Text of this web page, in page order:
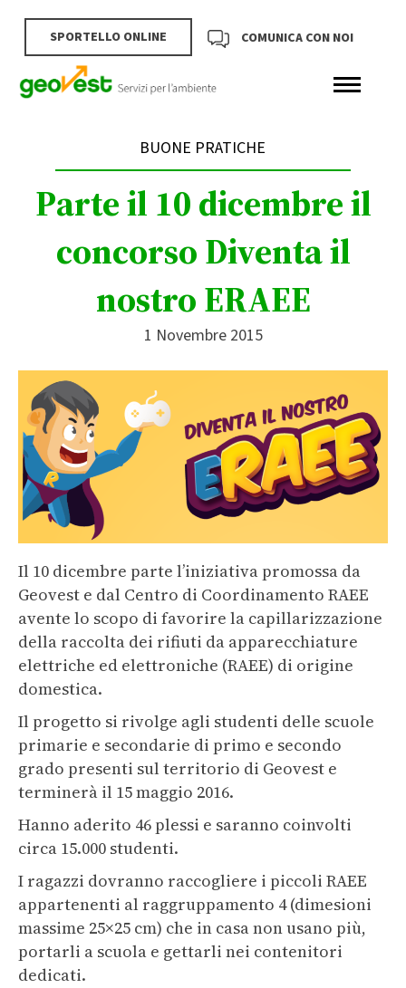
COMUNICA CON NOI
SPORTELLO ONLINE
BUONE PRATICHE
Parte il 10 dicembre il
concorso Diventa il
nostro ERAEE
1 Novembre 2015
Il 10 dicembre parte l’iniziativa promossa da
Geovest e dal Centro di Coordinamento RAEE
avente lo scopo di favorire la capillarizzazione
della raccolta dei rifiuti da apparecchiature
elettriche ed elettroniche (RAEE) di origine
domestica.
Il progetto si rivolge agli studenti delle scuole
primarie e secondarie di primo e secondo
grado presenti sul territorio di Geovest e
terminerà il 15 maggio 2016.
Hanno aderito 46 plessi e saranno coinvolti
circa 15.000 studenti.
I ragazzi dovranno raccogliere i piccoli RAEE
appartenenti al raggruppamento 4 (dimesioni
massime 25×25 cm) che in casa non usano più,
portarli a scuola e gettarli nei contenitori
dedicati.